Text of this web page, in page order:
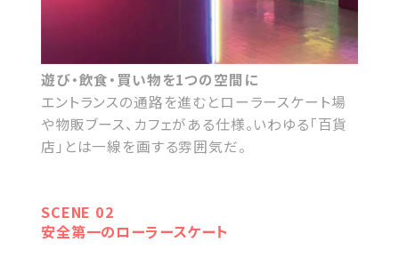
遊び・飲食・買い物を1つの空間に
エントランスの通路を進むとローラースケート場
や物販ブース、カフェがある仕様。いわゆる「百貨
店」とは一線を画する雰囲気だ。
SCENE 02
安全第一のローラースケート